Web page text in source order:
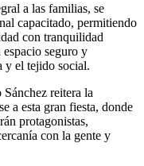
a las familias, se
capacitado, permitiendo
con tranquilidad
seguro y
y el tejido social.
reitera la
a esta gran fiesta, donde
protagonistas,
con la gente y